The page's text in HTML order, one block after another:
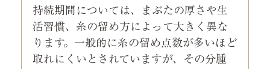
持続期間については、まぶたの厚さや生
活習慣、糸の留め方によって大きく異な
ります。一般的に糸の留め点数が多いほど
取れにくいとされていますが、その分腫